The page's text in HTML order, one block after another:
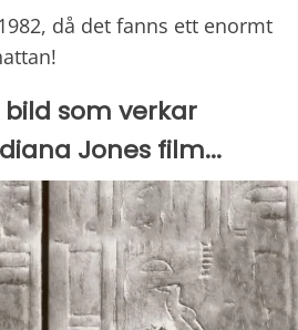
då det fanns ett enormt
bild som verkar
Jones film...